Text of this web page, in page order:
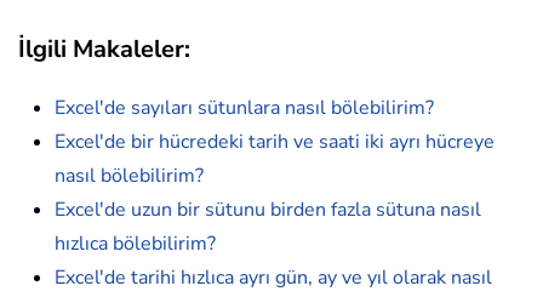
İlgili Makaleler:
Excel'de sayıları sütunlara nasıl bölebilirim?
Excel'de bir hücredeki tarih ve saati iki ayrı hücreye
nasıl bölebilirim?
Excel'de uzun bir sütunu birden fazla sütuna nasıl
hızlıca bölebilirim?
Excel'de tarihi hızlıca ayrı gün, ay ve yıl olarak nasıl